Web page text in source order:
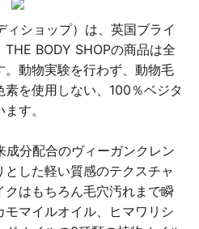
ィショップ）は、英国ブライ
THE BODY SHOPの商品は全
動物実験を行わず、動物毛
を使用しない、100％ベジタ
す。
分配合のヴィーガンクレン
した軽い質感のテクスチャ
はもちろん毛穴汚れまで瞬
マイルオイル、ヒマワリシ